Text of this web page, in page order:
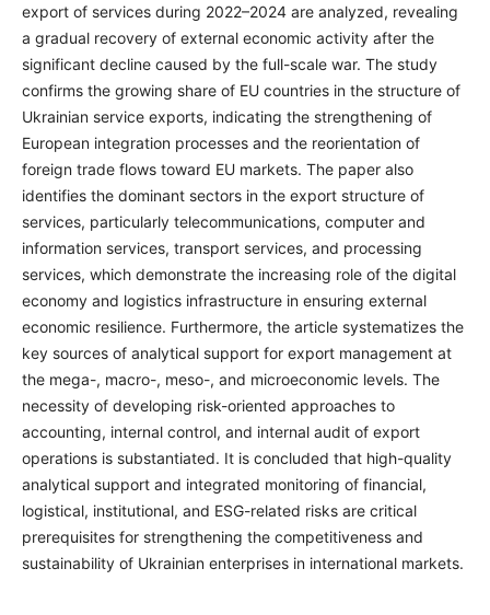
export of services during 2022–2024 are analyzed, revealing
a gradual recovery of external economic activity after the
significant decline caused by the full-scale war. The study
confirms the growing share of EU countries in the structure of
Ukrainian service exports, indicating the strengthening of
European integration processes and the reorientation of
foreign trade flows toward EU markets. The paper also
identifies the dominant sectors in the export structure of
services, particularly telecommunications, computer and
information services, transport services, and processing
services, which demonstrate the increasing role of the digital
economy and logistics infrastructure in ensuring external
economic resilience. Furthermore, the article systematizes the
key sources of analytical support for export management at
the mega-, macro-, meso-, and microeconomic levels. The
necessity of developing risk-oriented approaches to
accounting, internal control, and internal audit of export
operations is substantiated. It is concluded that high-quality
analytical support and integrated monitoring of financial,
logistical, institutional, and ESG-related risks are critical
prerequisites for strengthening the competitiveness and
sustainability of Ukrainian enterprises in international markets.